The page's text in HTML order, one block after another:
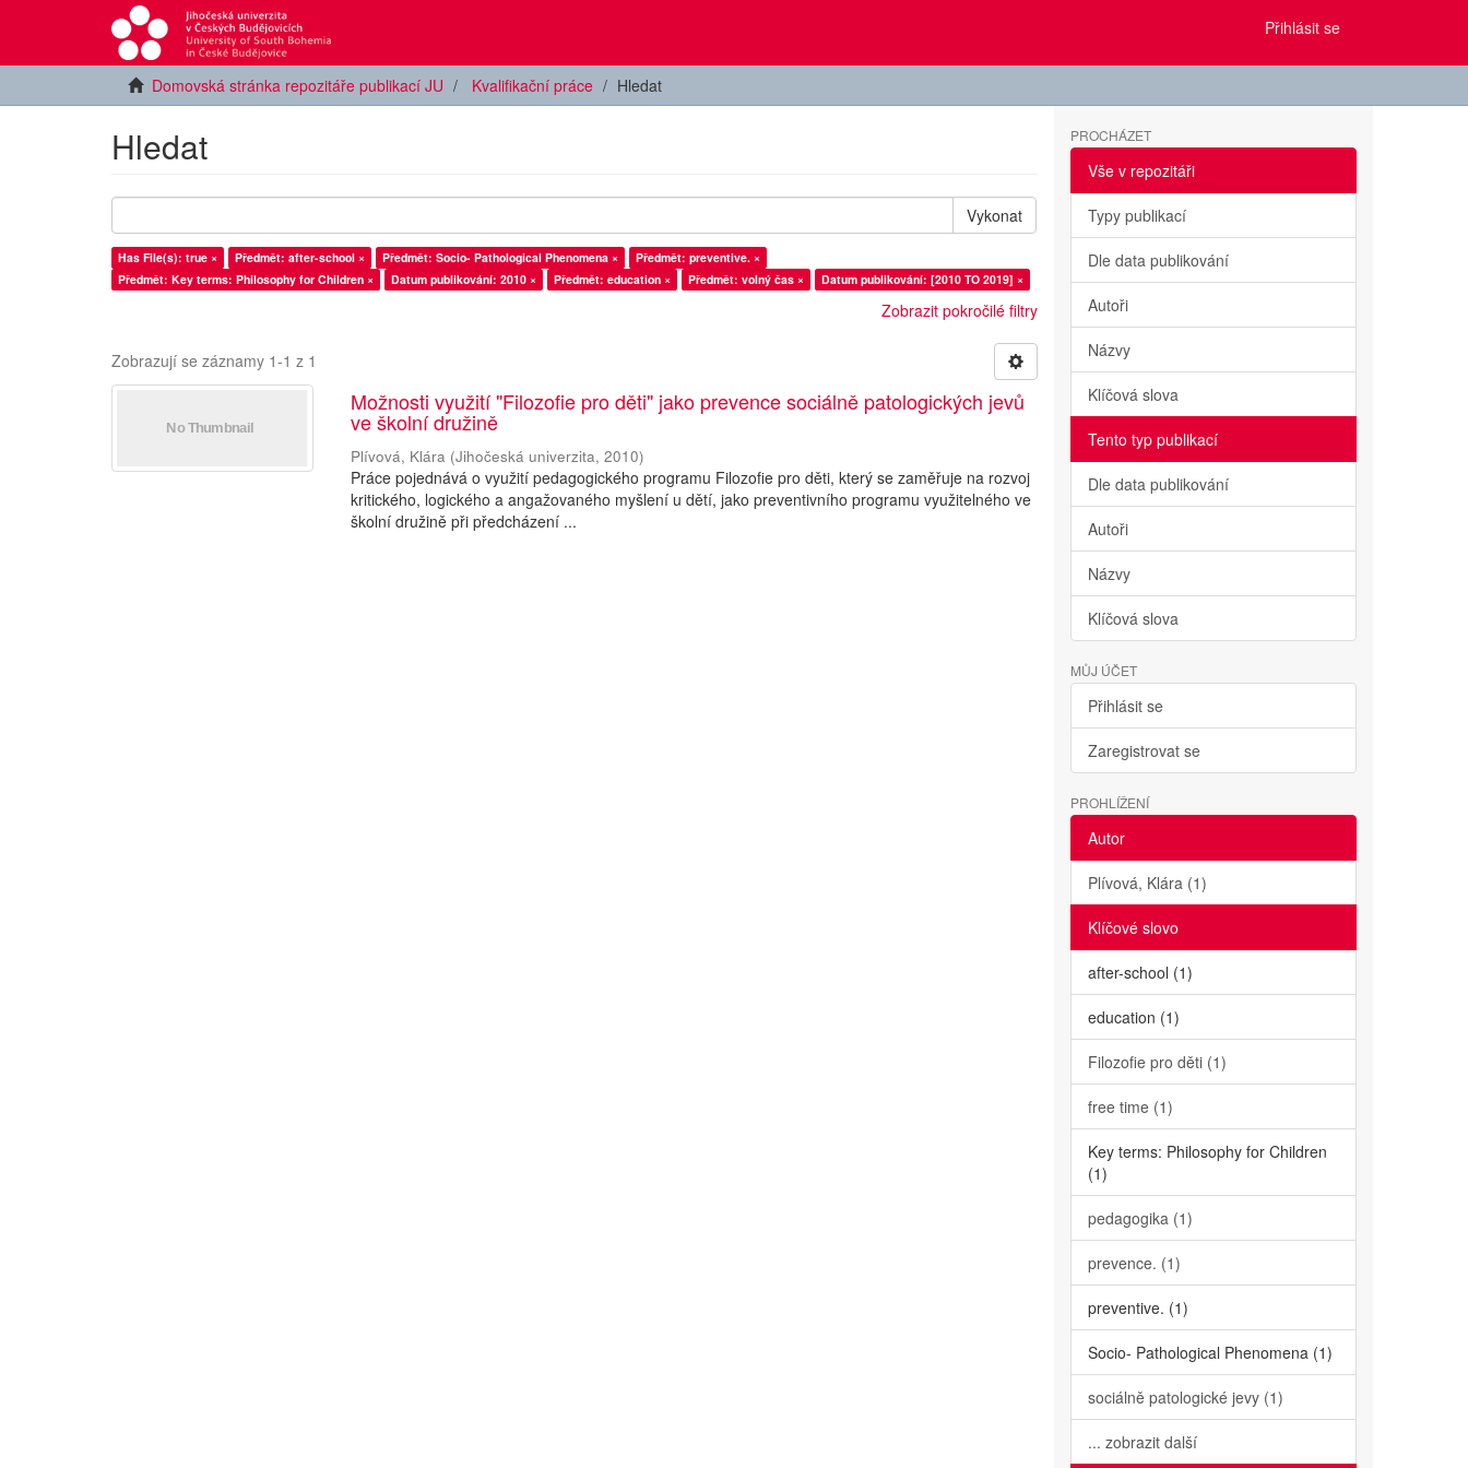
Přihlásit se
Domovská stránka repozitáře publikací JU Kvalifikační práce Hledat
Hledat
Vykonat
Has File(s): true × Předmět: after-school × Předmět: Socio- Pathological Phenomena ×
Předmět: preventive. ×
Předmět: Key terms: Philosophy for Children ×
Datum publikování: 2010 × Předmět: education × Předmět: volný čas × Datum publikování: [2010 TO 2019] ×
Zobrazit pokročilé filtry
Zobrazují se záznamy 1-1 z 1
Možnosti využití "Filozofie pro děti" jako prevence sociálně patologických jevů
ve školní družině
Plívová, Klára (Jihočeská univerzita,2010)
Práce pojednává o využití pedagogického programu Filozofie pro děti, který se zaměřuje na rozvoj
kritického, logického a angažovaného myšlení u dětí, jako preventivního programu využitelného ve
školní družině při předcházení ...
PROCHÁZET
Vše v repozitáři
Typy publikací
Dle data publikování
Autoři
Názvy
Klíčová slova
Tento typ publikací
Dle data publikování
Autoři
Názvy
Klíčová slova
MŮJ ÚČET
Přihlásit se
Zaregistrovat se
PROHLÍŽENÍ
Autor
Plívová, Klára (1)
Klíčové slovo
after-school (1)
education (1)
Filozofie pro děti (1)
free time (1)
Key terms: Philosophy for Children
(1)
pedagogika (1)
prevence. (1)
preventive. (1)
Socio- Pathological Phenomena (1)
sociálně patologické jevy (1)
... zobrazit další